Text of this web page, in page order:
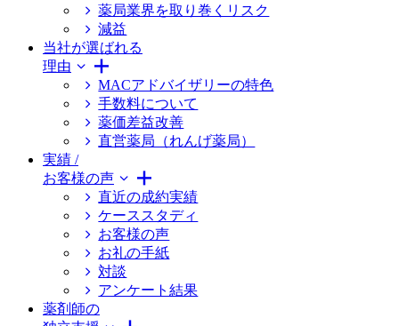
薬局業界を取り巻くリスク
減益
当社が選ばれる
理由
MACアドバイザリーの特色
手数料について
薬価差益改善
直営薬局（れんげ薬局）
実績 /
お客様の声
直近の成約実績
ケーススタディ
お客様の声
お礼の手紙
対談
アンケート結果
薬剤師の